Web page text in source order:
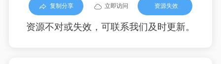
复制分享 立即访问 资源失效
资源不对或失效，可联系我们及时更新。